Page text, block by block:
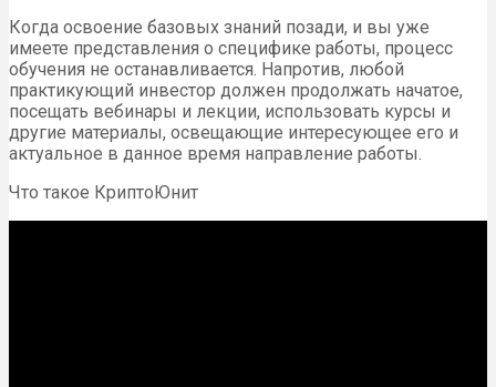
Когда освоение базовых знаний позади, и вы уже
имеете представления о специфике работы, процесс
обучения не останавливается. Напротив, любой
практикующий инвестор должен продолжать начатое,
посещать вебинары и лекции, использовать курсы и
другие материалы, освещающие интересующее его и
актуальное в данное время направление работы.
Что такое КриптоЮнит